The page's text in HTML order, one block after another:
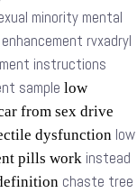
minority mental
rvxadryl
instructions
sample low
from sex drive
dysfunction low
pills work instead
chaste tree